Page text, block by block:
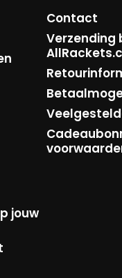
jouw
Contact
Verzending